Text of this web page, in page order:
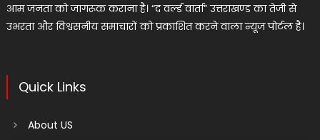
आम जनता को जागरूक कराना है। “द वर्ल्ड वार्ता” उत्तराखण्ड का तेजी से
उभरता और विश्वसनीय समाचारों को प्रकाशित करने वाला न्यूज पोर्टल है।
Quick Links
About US